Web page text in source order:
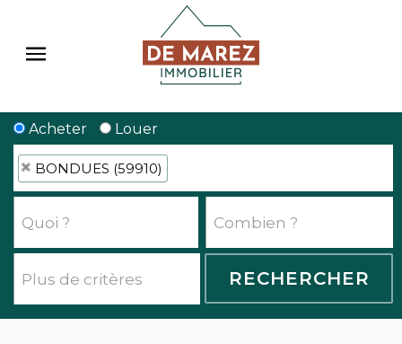
Acheter Louer
BONDUES (59910)